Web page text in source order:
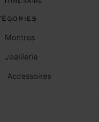
Montres
Joaillerie
Accessoires